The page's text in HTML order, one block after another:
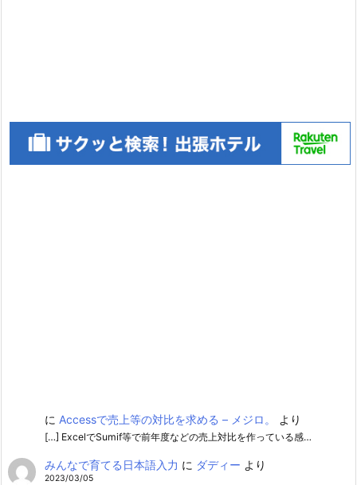
に Accessで売上等の対比を求める – メジロ。 より
[…] ExcelでSumif等で前年度などの売上対比を作っている感…
みんなで育てる日本語入力 に ダディー より
2023/03/05